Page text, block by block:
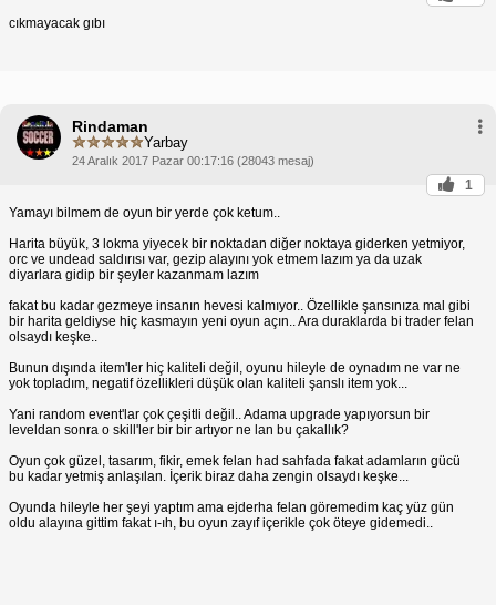
cıkmayacak gıbı
Rindaman
Yarbay
24 Aralık 2017 Pazar 00:17:16 (28043 mesaj)
1
Yamayı bilmem de oyun bir yerde çok ketum..
Harita büyük, 3 lokma yiyecek bir noktadan diğer noktaya giderken yetmiyor,
orc ve undead saldırısı var, gezip alayını yok etmem lazım ya da uzak
diyarlara gidip bir şeyler kazanmam lazım
fakat bu kadar gezmeye insanın hevesi kalmıyor.. Özellikle şansınıza mal gibi
bir harita geldiyse hiç kasmayın yeni oyun açın.. Ara duraklarda bi trader felan
olsaydı keşke..
Bunun dışında item'ler hiç kaliteli değil, oyunu hileyle de oynadım ne var ne
yok topladım, negatif özellikleri düşük olan kaliteli şanslı item yok...
Yani random event'lar çok çeşitli değil.. Adama upgrade yapıyorsun bir
leveldan sonra o skill'ler bir bir artıyor ne lan bu çakallık?
Oyun çok güzel, tasarım, fikir, emek felan had sahfada fakat adamların gücü
bu kadar yetmiş anlaşılan. İçerik biraz daha zengin olsaydı keşke...
Oyunda hileyle her şeyi yaptım ama ejderha felan göremedim kaç yüz gün
oldu alayına gittim fakat ı-ıh, bu oyun zayıf içerikle çok öteye gidemedi..